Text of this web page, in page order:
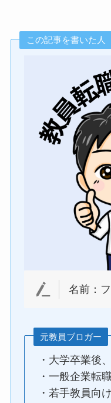
この記事を書いた人
名前：
元教員ブロガー
・大学卒業後
・一般企業転
・若手教員向